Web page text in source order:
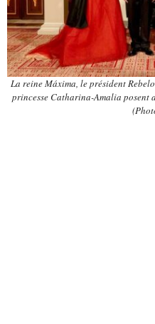
La reine Máxima, le président
princesse Catharina-Amalia posent